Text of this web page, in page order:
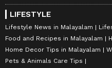
LIFESTYLE
Lifestyle News in Malayalam
Food and Recipes in Malayalam
Home Decor Tips in Malayalam
Pets & Animals Care Tips